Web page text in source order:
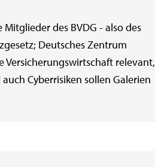
des BVDG - also des
Deutsches Zentrum
relevant,
Cyberrisiken sollen Galerien